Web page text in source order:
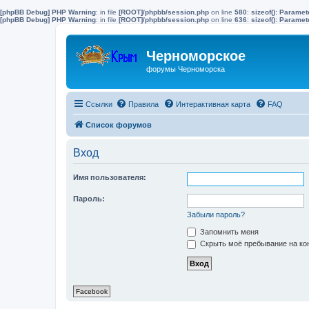
[phpBB Debug] PHP Warning: in file [ROOT]/phpbb/session.php on line 580: sizeof():
[phpBB Debug] PHP Warning: in file [ROOT]/phpbb/session.php on line 636: sizeof():
Черноморское
форумы Черноморска
Ссылки Правила Интерактивная карта FAQ
Список форумов
Вход
Имя пользователя:
Пароль:
Забыли пароль?
Запомнить меня
Скрыть моё пребывание на
Facebook